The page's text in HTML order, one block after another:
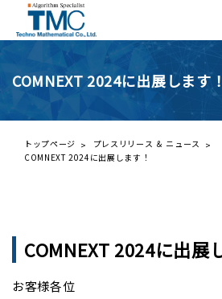
DMNAとは？
ご挨拶
経営理念と行動規範
IRライブラリー
財務ハイライト
COMNEXT 2024に出展します
トップページ
プレスリリース ＆ ニュース
COMNEXT 2024に出展します！
COMNEXT 2024に出展
お客様各位